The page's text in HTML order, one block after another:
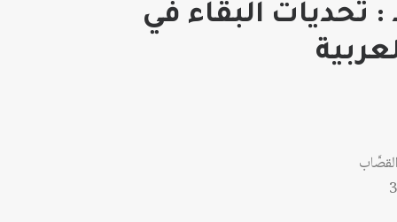
: تحديات البقاء في